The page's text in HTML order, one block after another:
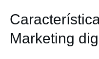
Marketing